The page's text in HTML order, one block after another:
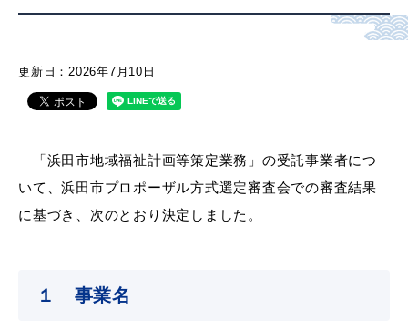
健康・福祉・子育て
産業・ビジネス
移住・定住
更新日：2026年7月10日
「浜田市地域福祉計画等策定業務」の受託事業者につ
いて、浜田市プロポーザル方式選定審査会での審査結果
に基づき、次のとおり決定しました。
１ 事業名